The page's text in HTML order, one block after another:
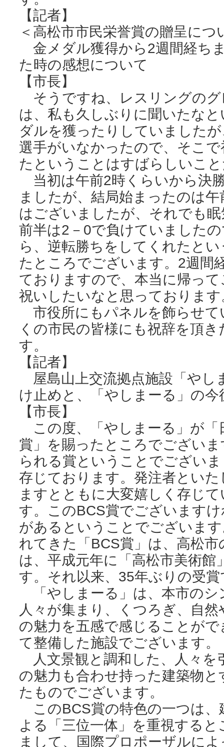
【記者】
＜高松市市民栄誉賞の贈呈につ
金メダル獲得から2週間経ち
た時の感想について
【市長】
そうですね、レスリングの
は、私も久しぶりに聞いたな
ダルを獲ったりしていました
選手がいなかったので、そこ
たということはすばらしいこ
当初は午前2時くらいから決
ましたが、結局始まったのは
はございましたが、それでも
前半は2－0で負けていました
ら、逆転勝ちをしてくれたと
たところでございます。2週間
ておりますので、本当に帰っ
祝いしたいなと思っております
市役所にもパネルを飾らせて
くの市民の皆様にも祝辞を頂
す。
【記者】
屋島山上交流拠点施設「やし
け止めと、「やしまーる」の今
【市長】
この度、「やしまーる」が「
賞」を賜ったところでござい
られる賞ということでござい
存じております。発注者とい
ますとともに大変嬉しく存じ
す。このBCS賞でございます
があるということでございま
れてきた「BCS賞」は、高松
は、平成元年に「高松市美術
す。それ以来、35年ぶりの受
「やしまーる」は、本市のシ
人々が集まり、くつろぎ、自
の魅力を五感で感じることが
て整備した施設でございます。
人文景観と調和した、人々を
の魅力も合わせ持った建築物
たものでございます。
このBCS賞の特色の一つは、
よる「三位一体」を重視する
まして、国際プロポーザルに